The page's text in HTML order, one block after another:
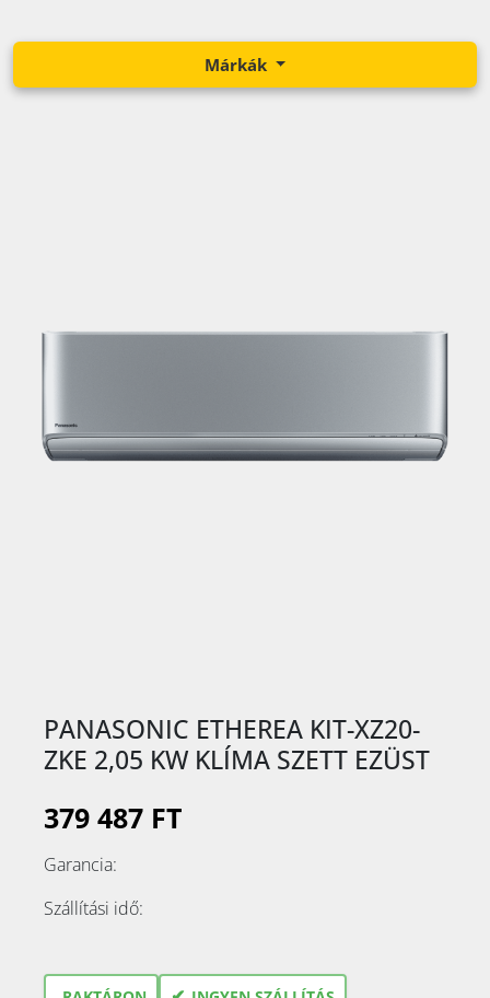
Márkák
PANASONIC ETHEREA KIT-XZ20-
ZKE 2,05 KW KLÍMA SZETT EZÜST
379 487 FT
Garancia:
Szállítási idő: